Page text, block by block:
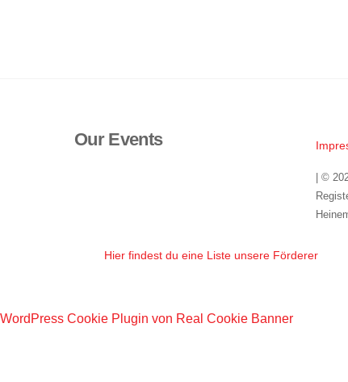
Our Events
| ©
Hier findest du eine Liste unsere Förderer
WordPress Cookie Plugin von Real Cookie Banner